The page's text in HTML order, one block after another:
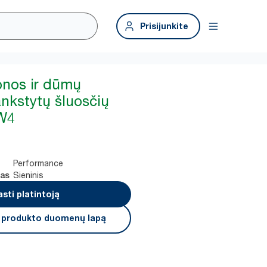
Prisijunkite
ir dūmų
šluosčių
Performance
Sieninis
platintoją
duomenų lapą